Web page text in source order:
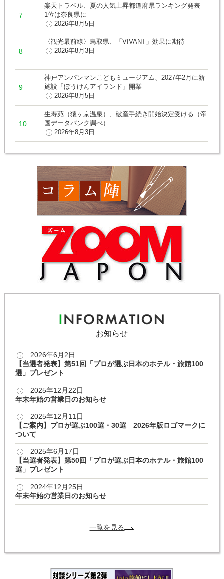
楽天トラベル、夏の人気上昇都道府県ランキング発表
1位は奈良県に
2026年8月5日
〈観光最前線〉鳥取県、「VIVANT」効果に期待
2026年8月3日
神戸アンパンマンこどもミュージアム、2027年2月に新
施設「ぼうけんアイランド」開業
2026年8月5日
生寿苑（猿ヶ京温泉）、破産手続き開始決定受ける（帝
国データバンク調べ）
2026年8月3日
お知らせ
2026年6月2日
【当選者発表】第51回「プロが選ぶ日本のホテル・旅館100
選」プレゼント
2025年12月22日
年末年始の営業日のお知らせ
2025年12月11日
【ご案内】プロが選ぶ100選・30選 2026年版ロゴマークに
ついて
2025年6月17日
【当選者発表】第50回「プロが選ぶ日本のホテル・旅館100
選」プレゼント
2024年12月25日
年末年始の営業日のお知らせ
一覧を見る